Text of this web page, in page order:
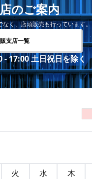
のご案内
なく、店頭販売も行っています。
支店一覧
- 17:00 土日祝日を除く
火 水 木